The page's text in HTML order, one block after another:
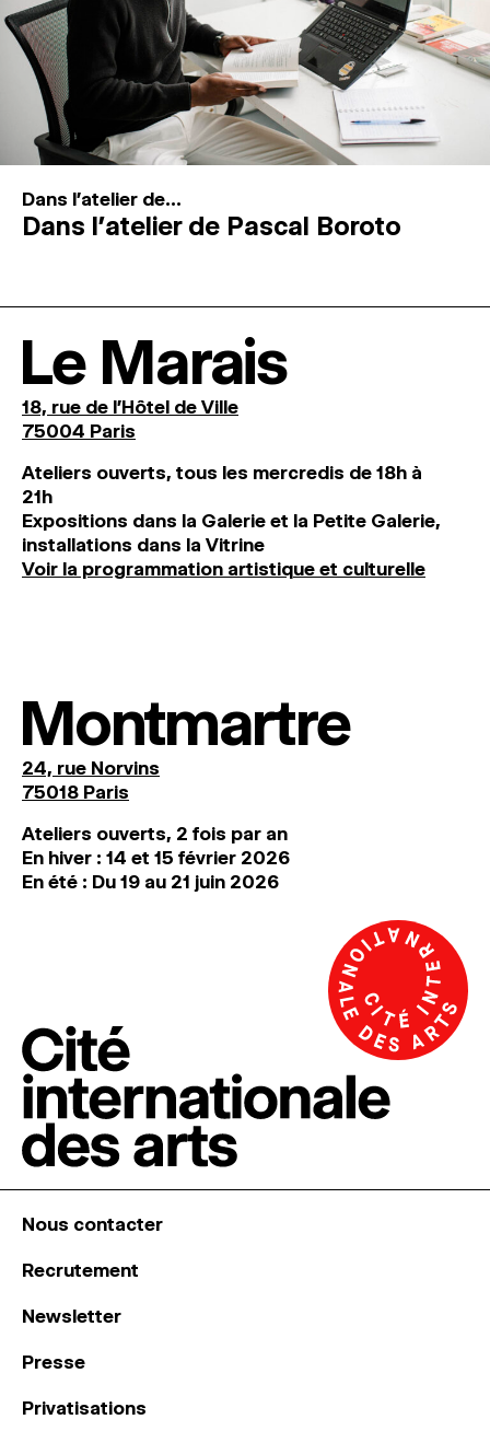
Dans l'atelier de...
Dans l’atelier de Pascal Boroto
Le Marais
18, rue de l'Hôtel de Ville
75004 Paris
Ateliers ouverts, tous les mercredis de 18h à
21h
Expositions dans la Galerie et la Petite Galerie,
installations dans la Vitrine
Voir la programmation artistique et culturelle
Montmartre
24, rue Norvins
75018 Paris
Ateliers ouverts, 2 fois par an
En hiver : 14 et 15 février 2026
En été : Du 19 au 21 juin 2026
Nous contacter
Recrutement
Newsletter
Presse
Privatisations